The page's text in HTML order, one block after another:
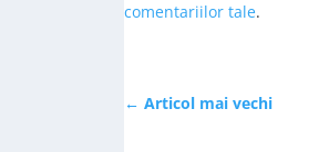
comentariilor tale.
← Articol mai vechi